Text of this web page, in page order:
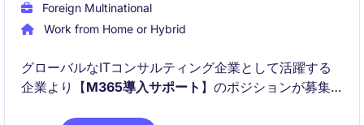
Foreign Multinational
Work from Home or Hybrid
グローバルなITコンサルティング企業として活躍する
企業より【M365導入サポート 】のポジションが募集